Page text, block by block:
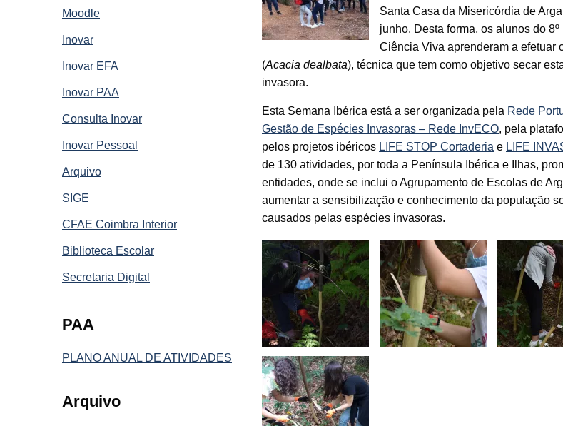
Moodle
Inovar
Inovar EFA
Inovar PAA
Consulta Inovar
Inovar Pessoal
Arquivo
SIGE
CFAE Coimbra Interior
Biblioteca Escolar
Secretaria Digital
PAA
PLANO ANUAL DE ATIVIDADES
Arquivo
Santa Casa da Misericórdia de
junho. Desta forma, os alunos do
Ciência Viva aprenderam a efetuar
(Acacia dealbata), técnica que tem como objetivo secar
invasora.
Esta Semana Ibérica está a ser organizada pela Rede
Gestão de Espécies Invasoras – Rede InvECO, pela
pelos projetos ibéricos LIFE STOP Cortaderia e LIFE
de 130 atividades, por toda a Península Ibérica e Ilhas,
entidades, onde se inclui o Agrupamento de Escolas de
aumentar a sensibilização e conhecimento da população
causados pelas espécies invasoras.